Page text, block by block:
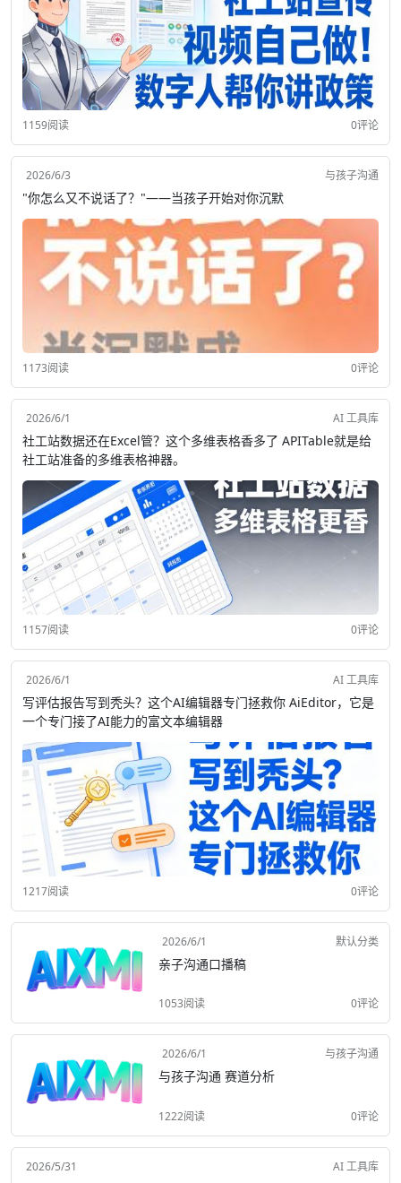
1159阅读 0评论
2026/6/3 与孩子沟通
"你怎么又不说话了？"——当孩子开始对你沉默
1173阅读 0评论
2026/6/1 AI 工具库
社工站数据还在Excel管？这个多维表格香多了 APITable就是给
社工站准备的多维表格神器。
1157阅读 0评论
2026/6/1 AI 工具库
写评估报告写到秃头？这个AI编辑器专门拯救你 AiEditor，它是
一个专门接了AI能力的富文本编辑器
1217阅读 0评论
2026/6/1 默认分类
亲子沟通口播稿
1053阅读 0评论
2026/6/1 与孩子沟通
与孩子沟通 赛道分析
1222阅读 0评论
2026/5/31 AI 工具库